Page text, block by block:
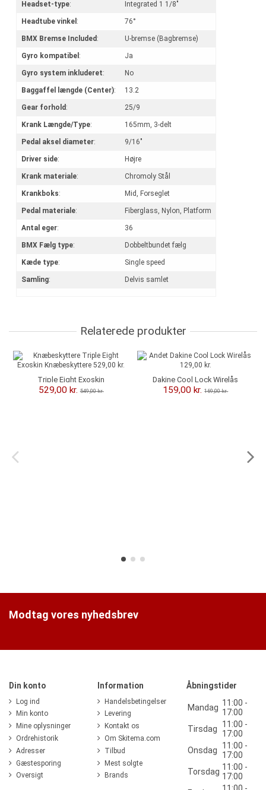
Headset-type: Integrated 1 1/8"
Headtube vinkel : 76°
BMX Bremse Included : U-bremse (Bagbremse)
Gyro kompatibel : Ja
Gyro system inkluderet: No
Baggaffel længde (Center): 13.2
Gear forhold : 25/9
Krank Længde/Type: 165mm, 3-delt
Pedal aksel diameter: 9/16"
Driver side: Højre
Krank materiale: Chromoly Stål
Krankboks: Mid, Forseglet
Pedal materiale: Fiberglass, Nylon, Platform
Antal eger: 36
BMX Fælg type: Dobbeltbundet fælg
Kæde type: Single speed
Samling: Delvis samlet
Relaterede produkter
-20,00 kr.
Triple Eight Exoskin
Knæbeskyttere
529,00 kr.549,00 kr.
-10,00 kr.
Dakine Cool Lock Wirelås
159,00 kr.169,00 kr.
Modtag vores nyhedsbrev
Din konto
Log ind
Min konto
Mine oplysninger
Ordrehistorik
Adresser
Gæstesporing
Oversigt
Information
Handelsbetingelser
Levering
Kontakt os
Om Skitema.com
Tilbud
Mest solgte
Brands
Åbningstider
Mandag 11:00 -
17:00
Tirsdag
11:00 -
17:00
Onsdag
11:00 -
17:00
Torsdag 11:00 -
17:00
11:00 -